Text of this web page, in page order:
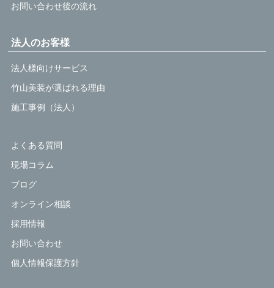
お問い合わせ後の流れ
法人のお客様
法人様向けサービス
竹山美装が選ばれる理由
施工事例（法人）
よくある質問
現場コラム
ブログ
オンライン相談
採用情報
お問い合わせ
個人情報保護方針